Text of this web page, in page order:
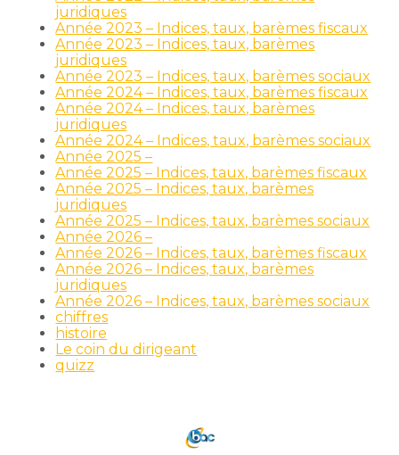
juridiques
Année 2023 – Indices, taux, barèmes fiscaux
Année 2023 – Indices, taux, barèmes
juridiques
Année 2023 – Indices, taux, barèmes sociaux
Année 2024 – Indices, taux, barèmes fiscaux
Année 2024 – Indices, taux, barèmes
juridiques
Année 2024 – Indices, taux, barèmes sociaux
Année 2025 –
Année 2025 – Indices, taux, barèmes fiscaux
Année 2025 – Indices, taux, barèmes
juridiques
Année 2025 – Indices, taux, barèmes sociaux
Année 2026 –
Année 2026 – Indices, taux, barèmes fiscaux
Année 2026 – Indices, taux, barèmes
juridiques
Année 2026 – Indices, taux, barèmes sociaux
chiffres
histoire
Le coin du dirigeant
quizz